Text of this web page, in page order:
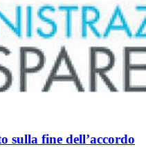
sulla fine dell’accordo